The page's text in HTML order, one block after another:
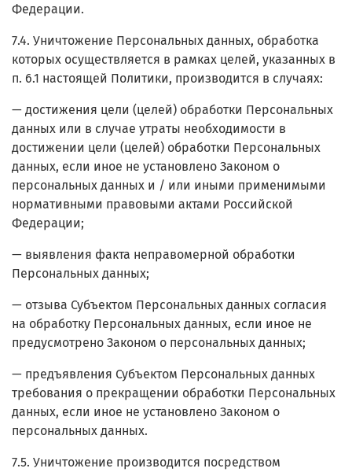
Федерации.
7.4. Уничтожение Персональных данных, обработка
которых осуществляется в рамках целей, указанных в
п. 6.1 настоящей Политики, производится в случаях:
— достижения цели (целей) обработки Персональных
данных или в случае утраты необходимости в
достижении цели (целей) обработки Персональных
данных, если иное не установлено Законом о
персональных данных и / или иными применимыми
нормативными правовыми актами Российской
Федерации;
— выявления факта неправомерной обработки
Персональных данных;
— отзыва Субъектом Персональных данных согласия
на обработку Персональных данных, если иное не
предусмотрено Законом о персональных данных;
— предъявления Субъектом Персональных данных
требования о прекращении обработки Персональных
данных, если иное не установлено Законом о
персональных данных.
7.5. Уничтожение производится посредством